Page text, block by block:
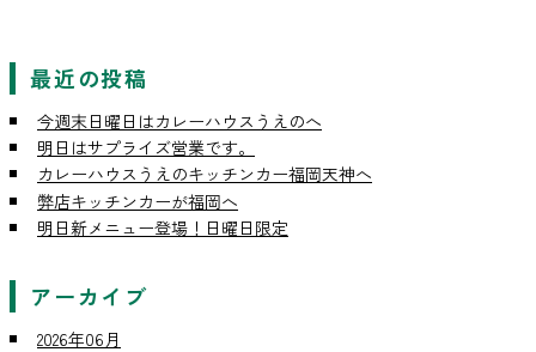
最近の投稿
今週末日曜日はカレーハウスうえのへ
明日はサプライズ営業です。
カレーハウスうえのキッチンカー福岡天神へ
弊店キッチンカーが福岡へ
明日新メニュー登場！日曜日限定
アーカイブ
2026年06月